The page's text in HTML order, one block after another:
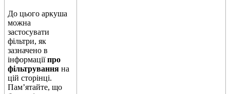
До цього аркуша
можна
застосувати
фільтри, як
зазначено в
інформації про
фільтрування на
цій сторінці.
Пам’ятайте, що